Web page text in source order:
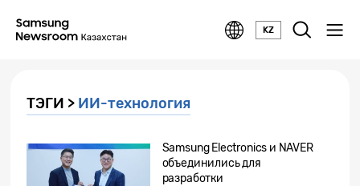
KZ
ТЭГИ > ИИ-технология
Samsung Electronics и NAVER
объединились для
разработки